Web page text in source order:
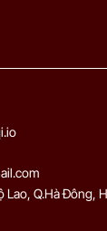
Lao, Q.Hà Đông,